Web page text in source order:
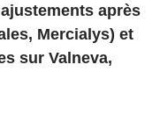
après
Mercialys) et
sur Valneva,